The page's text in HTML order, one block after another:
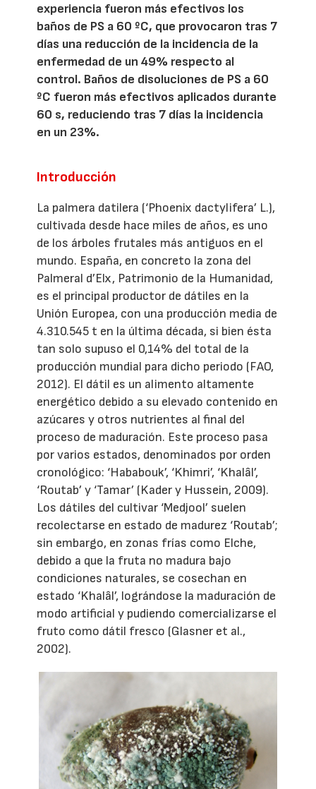
experiencia fueron más efectivos los
baños de PS a 60 ºC, que provocaron tras 7
días una reducción de la incidencia de la
enfermedad de un 49% respecto al
control. Baños de disoluciones de PS a 60
ºC fueron más efectivos aplicados durante
60 s, reduciendo tras 7 días la incidencia
en un 23%.
Introducción
La palmera datilera (‘Phoenix dactylifera’ L.),
cultivada desde hace miles de años, es uno
de los árboles frutales más antiguos en el
mundo. España, en concreto la zona del
Palmeral d’Elx, Patrimonio de la Humanidad,
es el principal productor de dátiles en la
Unión Europea, con una producción media de
4.310.545 t en la última década, si bien ésta
tan solo supuso el 0,14% del total de la
producción mundial para dicho periodo (FAO,
2012). El dátil es un alimento altamente
energético debido a su elevado contenido en
azúcares y otros nutrientes al final del
proceso de maduración. Este proceso pasa
por varios estados, denominados por orden
cronológico: ‘Hababouk’, ‘Khimri’, ‘Khalâl’,
‘Routab’ y ‘Tamar’ (Kader y Hussein, 2009).
Los dátiles del cultivar ‘Medjool’ suelen
recolectarse en estado de madurez ‘Routab’;
sin embargo, en zonas frías como Elche,
debido a que la fruta no madura bajo
condiciones naturales, se cosechan en
estado ‘Khalâl’, lográndose la maduración de
modo artificial y pudiendo comercializarse el
fruto como dátil fresco (Glasner et al.,
2002).